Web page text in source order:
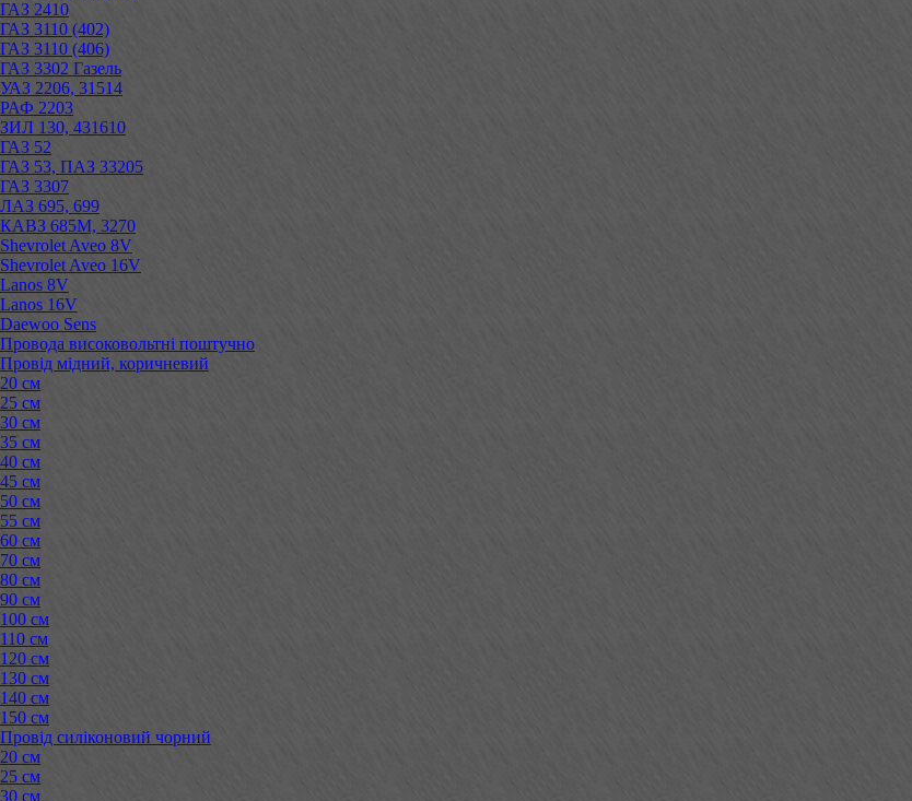
ГАЗ 2410
ГАЗ 3110 (402)
ГАЗ 3110 (406)
ГАЗ 3302 Газель
УАЗ 2206, 31514
РАФ 2203
ЗИЛ 130, 431610
ГАЗ 52
ГАЗ 53, ПАЗ 33205
ГАЗ 3307
ЛАЗ 695, 699
КАВЗ 685М, 3270
Shevrolet Aveo 8V
Shevrolet Aveo 16V
Lanos 8V
Lanos 16V
Daewoo Sens
Провода високовольтні поштучно
Провід мідний, коричневий
20 см
25 см
30 см
35 см
40 см
45 см
50 см
55 см
60 см
70 см
80 см
90 см
100 см
110 см
120 см
130 см
140 см
150 см
Провід силіконовий чорний
20 см
25 см
30 см